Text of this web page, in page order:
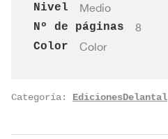
Nivel
Medio
Nº de páginas
8
Color
Color
Categoría: EdicionesDelantal